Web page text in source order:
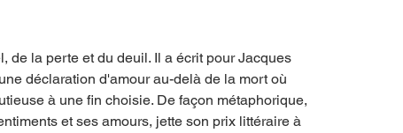
de la perte et du deuil. Il a écrit pour Jacques
déclaration d'amour au-delà de la mort où
à une fin choisie. De façon métaphorique,
et ses amours, jette son prix littéraire à